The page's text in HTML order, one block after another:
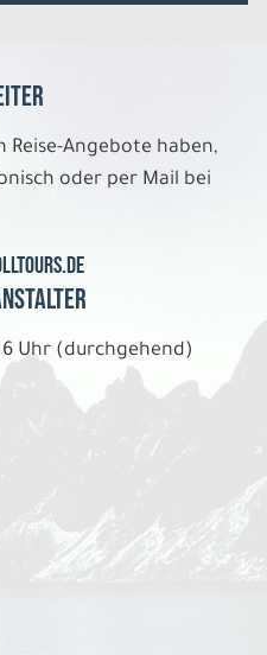
P.P. AB
Reise-Angebote haben,
oder per Mail bei
Uhr (durchgehend)